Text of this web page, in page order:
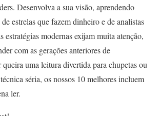
Desenvolva a sua visão, aprendendo
estrelas que fazem dinheiro e de analistas
estratégias modernas exijam muita atenção,
com as gerações anteriores de
uma leitura divertida para chupetas ou
séria, os nossos 10 melhores incluem
ler.